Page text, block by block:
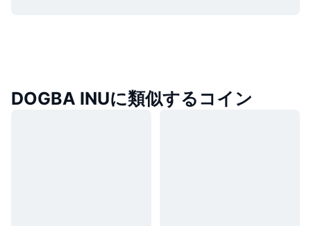
DOGBA INUに類似するコイン